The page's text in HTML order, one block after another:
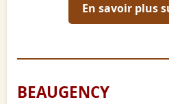
En savoir plus
BEAUGENCY